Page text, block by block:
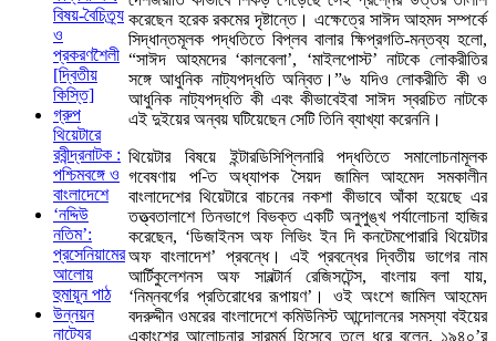
করেছেন হরেক রকমের দৃষ্টান্তে। এক্ষেত্রে সাঈদ আহমদ সম্পর্কে
সিদ্ধান্তমূলক পদ্ধতিতে বিপ্লব বালার ক্ষিপ্রগতি-মন্তব্য হলো,
“সাঈদ আহমদের ‘কালবেলা’, ‘মাইলপোস্ট’ নাটকে লোকরীতির
সঙ্গে আধুনিক নাট্যপদ্ধতি অন্বিত।”৬ যদিও লোকরীতি কী ও
আধুনিক নাট্যপদ্ধতি কী এবং কীভাবেইবা সাঈদ স্বরচিত নাটকে
এই দুইয়ের অন্বয় ঘটিয়েছেন সেটি তিনি ব্যাখ্যা করেননি।
থিয়েটার বিষয়ে ইন্টারডিসিপ্লিনারি পদ্ধতিতে সমালোচনামূলক
গবেষণায় প-িত অধ্যাপক সৈয়দ জামিল আহমেদ সমকালীন
বাংলাদেশের থিয়েটারে বাচনের নকশা কীভাবে আঁকা হয়েছে এর
তত্ত্বতালাশে তিনভাগে বিভক্ত একটি অনুপুঙ্খ পর্যালোচনা হাজির
করেছেন, ‘ডিজাইনস অফ লিভিং ইন দি কনটেমপোরারি থিয়েটার
অফ বাংলাদেশ’ প্রবন্ধে। এই প্রবন্ধের দ্বিতীয় ভাগের নাম
আর্টিকুলেশনস অফ সাবল্টার্ন রেজিসটেন্স, বাংলায় বলা যায়,
‘নিম্নবর্গের প্রতিরোধের রূপায়ণ’। ওই অংশে জামিল আহমেদ
বদরুদ্দীন ওমরের বাংলাদেশে কমিউনিস্ট আন্দোলনের সমস্যা বইয়ের
একাংশের আলোচনার সারমর্ম হিসেবে তুলে ধরে বলেন, ১৯৪০’র
বিষয়-বৈচিত্র্য
ও
প্রকরণশৈলী
[দ্বিতীয়
কিস্তি]
গ্রুপ
থিয়েটারে
রবীন্দ্রনাটক :
পশ্চিমবঙ্গে ও
বাংলাদেশে
‘নদ্দিউ
নতিম’:
প্রসেনিয়ামের
আলোয়
হুমায়ূন পাঠ
উন্নয়ন
নাট্যের